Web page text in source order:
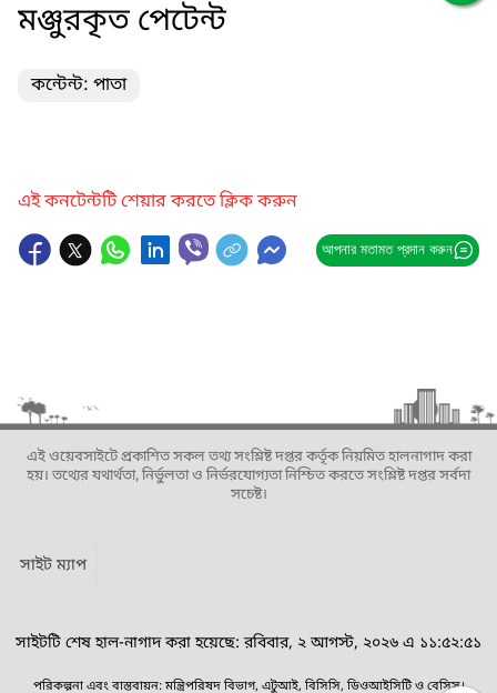
মঞ্জুরকৃত পেটেন্ট
কন্টেন্ট: পাতা
এই কনটেন্টটি শেয়ার করতে ক্লিক করুন
আপনার মতামত প্রদান করুন
এই ওয়েবসাইটে প্রকাশিত সকল তথ্য সংশ্লিষ্ট দপ্তর কর্তৃক নিয়মিত হালনাগাদ করা
হয়। তথ্যের যথার্থতা, নির্ভুলতা ও নির্ভরযোগ্যতা নিশ্চিত করতে সংশ্লিষ্ট দপ্তর সর্বদা
সচেষ্ট।
সাইট ম্যাপ
সাইটটি শেষ হাল-নাগাদ করা হয়েছে: রবিবার, ২ আগস্ট, ২০২৬ এ ১১:৫২:৫১
পরিকল্পনা এবং বাস্তবায়ন: মন্ত্রিপরিষদ বিভাগ, এটুআই, বিসিসি, ডিওআইসিটি ও বেসিস।